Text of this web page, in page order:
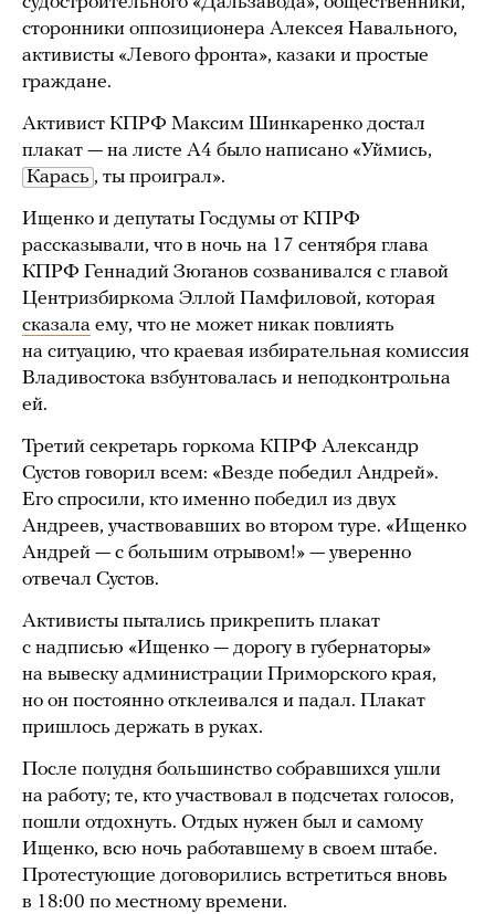
сторонники оппозиционера Алексея Навального,
активисты «Левого фронта», казаки и простые
граждане.
Активист КПРФ Максим Шинкаренко достал
плакат — на листе А4 было написано «Уймись,
Карась , ты проиграл».
Ищенко и депутаты Госдумы от КПРФ
рассказывали, что в ночь на 17 сентября глава
КПРФ Геннадий Зюганов созванивался с главой
Центризбиркома Эллой Памфиловой, которая
сказала ему, что не может никак повлиять
на ситуацию, что краевая избирательная комиссия
Владивостока взбунтовалась и неподконтрольна
ей.
Третий секретарь горкома КПРФ Александр
Сустов говорил всем: «Везде победил Андрей».
Его спросили, кто именно победил из двух
Андреев, участвовавших во втором туре. «Ищенко
Андрей — с большим отрывом!» — уверенно
отвечал Сустов.
Активисты пытались прикрепить плакат
с надписью «Ищенко — дорогу в губернаторы»
на вывеску администрации Приморского края,
но он постоянно отклеивался и падал. Плакат
пришлось держать в руках.
После полудня большинство собравшихся ушли
на работу; те, кто участвовал в подсчетах голосов,
пошли отдохнуть. Отдых нужен был и самому
Ищенко, всю ночь работавшему в своем штабе.
Протестующие договорились встретиться вновь
в 18:00 по местному времени.